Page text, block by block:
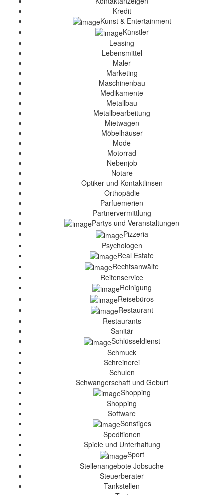
Kredit
Kunst & Entertainment
Künstler
Leasing
Lebensmittel
Maler
Marketing
Maschinenbau
Medikamente
Metallbau
Metallbearbeitung
Mietwagen
Möbelhäuser
Mode
Motorrad
Nebenjob
Notare
Optiker und Kontaktlinsen
Orthopädie
Parfuemerien
Partnervermittlung
Partys und Veranstaltungen
Pizzeria
Psychologen
Real Estate
Rechtsanwälte
Reifenservice
Reinigung
Reisebüros
Restaurant
Restaurants
Sanitär
Schlüsseldienst
Schmuck
Schreinerei
Schulen
Schwangerschaft und Geburt
Shopping
Shopping
Software
Sonstiges
Speditionen
Spiele und Unterhaltung
Sport
Stellenangebote Jobsuche
Steuerberater
Tankstellen